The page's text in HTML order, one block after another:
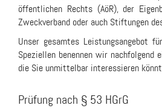
öffentlichen Rechts (AöR), der
Zweckverband oder auch Stiftungen
Unser gesamtes Leistungsangebot
Speziellen benennen wir nachfolgend
die Sie unmittelbar interessieren
Prüfung nach § 53 HGrG